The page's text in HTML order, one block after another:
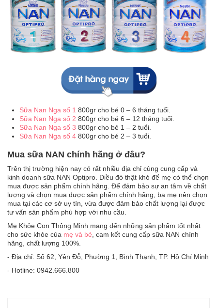
Sữa Nan Nga số 1 800gr cho bé 0 – 6 tháng tuổi.
Sữa Nan Nga số 2 800gr cho bé 6 – 12 tháng tuổi.
Sữa Nan Nga số 3 800gr cho bé 1 – 2 tuổi.
Sữa Nan Nga số 4 800gr cho bé 2 – 3 tuổi.
Mua sữa NAN chính hãng ở đâu?
Trên thị trường hiện nay có rất nhiều địa chỉ cùng cung cấp và
kinh doanh sữa NAN Optipro. Điều đó thật khó để mẹ có thể chọn
mua được sản phẩm chính hãng. Để đảm bảo sự an tâm về chất
lượng và chọn mua được sản phẩm chính hãng, ba mẹ nên chọn
mua tại các cơ sở uy tín, vừa được đảm bảo chất lượng lại được
tư vấn sản phẩm phù hợp với nhu cầu.
Mẹ Khỏe Con Thông Minh mang đến những sản phẩm tốt nhất
cho sức khỏe của mẹ và bé , cam kết cung cấp sữa NAN chính
hãng, chất lượng 100%.
- Địa chỉ: Số 62, Yên Đỗ, Phường 1, Bình Thạnh, TP. Hồ Chí Minh
- Hotline: 0942.666.800